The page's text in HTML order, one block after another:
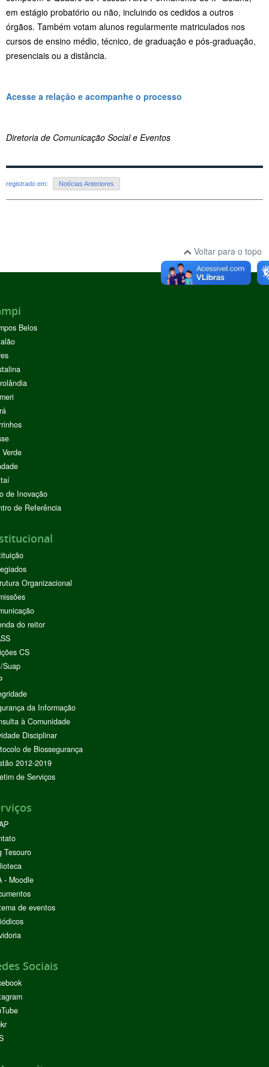
em estágio probatório ou não, incluindo os cedidos a outros
órgãos. Também votam alunos regularmente matriculados nos
cursos de ensino médio, técnico, de graduação e pós-graduação,
presenciais ou a distância.
Acesse a relação e acompanhe o processo
Diretoria de Comunicação Social e Eventos
registrado em: Notícias Anteriores
Voltar para o topo
Belos
de Inovação
de Referência
Organizacional
do reitor
CS
Suap
da Informação
à Comunidade
Disciplinar
de Biossegurança
2012-2019
de Serviços
Tesouro
- Moodle
de eventos
Sociais